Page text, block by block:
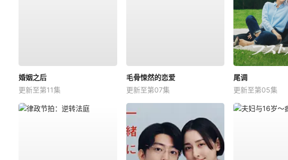
婚姻之后
更新至第11集
毛骨悚然的恋爱
更新至第07集
尾调
更新至第05集